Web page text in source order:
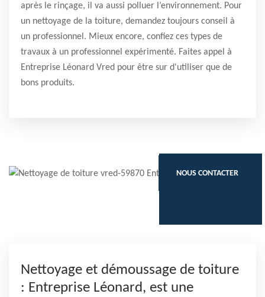
après le rinçage, il va aussi polluer l’environnement. Pour
un nettoyage de la toiture, demandez toujours conseil à
un professionnel. Mieux encore, confiez ces types de
travaux à un professionnel expérimenté. Faites appel à
Entreprise Léonard Vred pour être sur d'utiliser que de
bons produits.
NOUS CONTACTER
Nettoyage et démoussage de toiture
: Entreprise Léonard, est une